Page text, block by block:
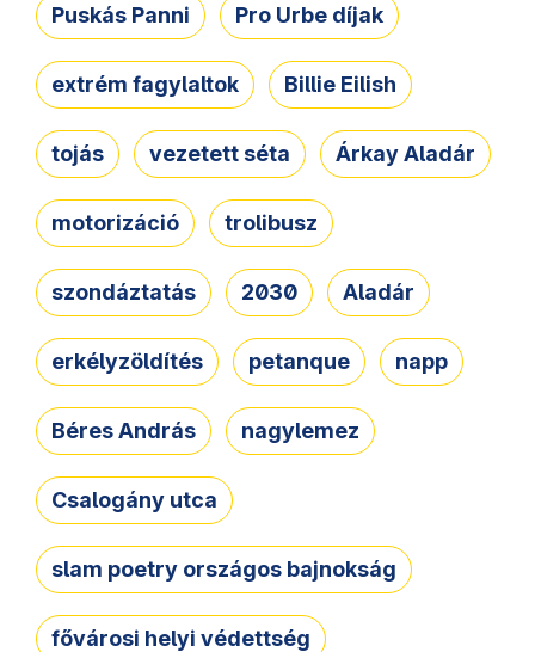
Puskás Panni Pro Urbe díjak
extrém fagylaltok Billie Eilish
tojás vezetett séta Árkay Aladár
motorizáció trolibusz
szondáztatás 2030 Aladár
erkélyzöldítés petanque napp
Béres András nagylemez
Csalogány utca
slam poetry országos bajnokság
fővárosi helyi védettség